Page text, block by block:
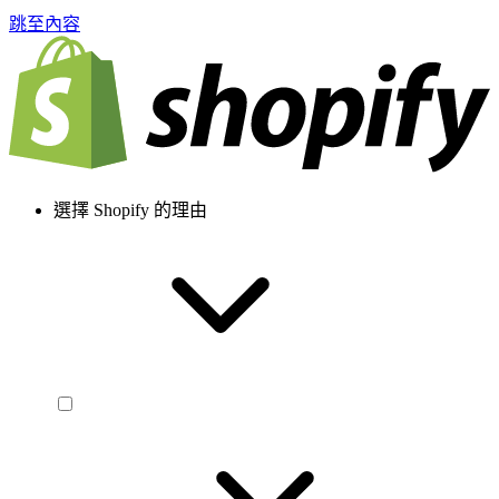
跳至內容
選擇 Shopify 的理由